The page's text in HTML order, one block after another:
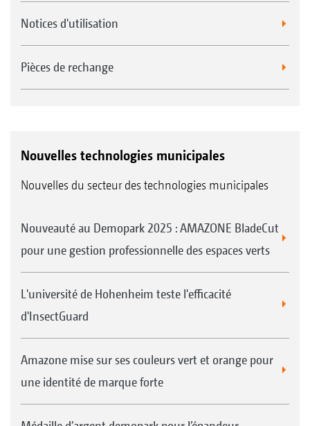
Notices d'utilisation
Pièces de rechange
Nouvelles technologies municipales
Nouvelles du secteur des technologies municipales
Nouveauté au Demopark 2025 : AMAZONE BladeCut
pour une gestion professionnelle des espaces verts
L'université de Hohenheim teste l'efficacité
d'InsectGuard
Amazone mise sur ses couleurs vert et orange pour
une identité de marque forte